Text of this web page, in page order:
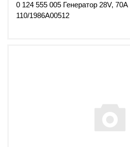
0 124 555 005 Генератор 28V,
110/1986А00512